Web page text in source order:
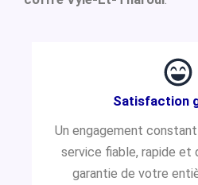
Satisfaction
Un engagement
service fiable, rapide et
garantie de votre